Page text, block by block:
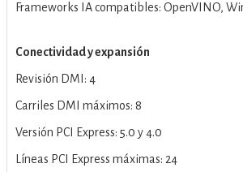
Frameworks IA compatibles: OpenVINO,
Conectividad y expansión
Revisión DMI: 4
Carriles DMI máximos: 8
Versión PCI Express: 5.0 y 4.0
Líneas PCI Express máximas: 24